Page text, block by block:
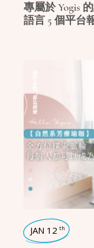
專屬於 Yogis
語言 5 個平台
瑜珈好物
JAN 12 th